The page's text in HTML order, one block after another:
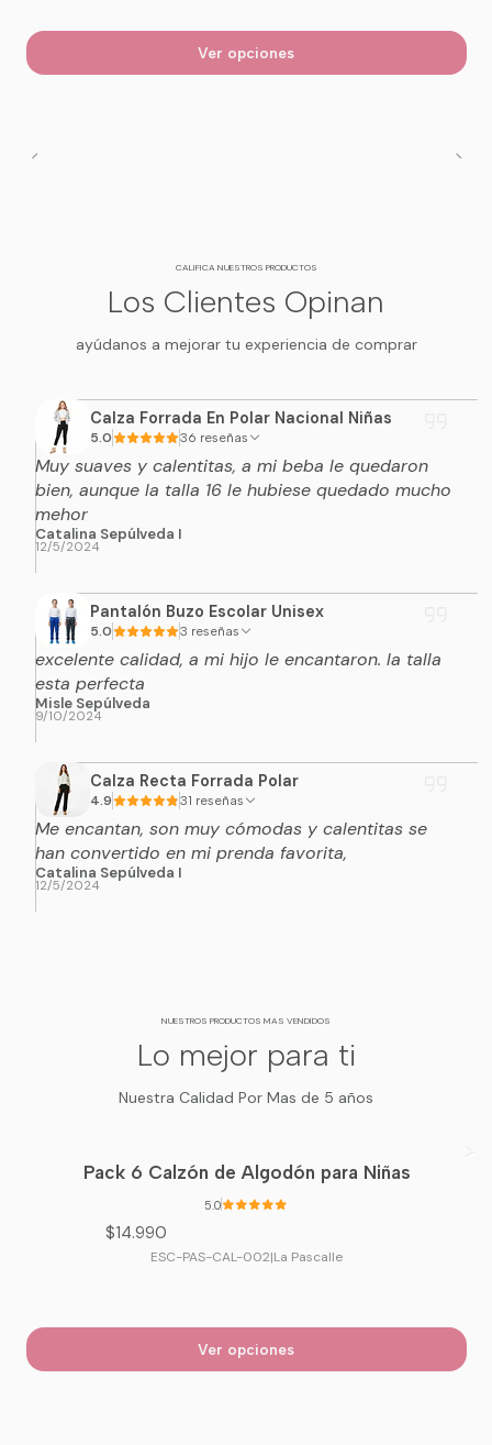
Ver opciones
CALIFICA NUESTROS PRODUCTOS
Los Clientes Opinan
ayúdanos a mejorar tu experiencia de comprar
Calza Forrada En Polar Nacional Niñas
5.0 36 reseñas
Muy suaves y calentitas, a mi beba le quedaron
bien, aunque la talla 16 le hubiese quedado mucho
mehor
Catalina Sepúlveda I
12/5/2024
Pantalón Buzo Escolar Unisex
5.0 3 reseñas
excelente calidad, a mi hijo le encantaron. la talla
esta perfecta
Misle Sepúlveda
9/10/2024
Calza Recta Forrada Polar
4.9 31 reseñas
Me encantan, son muy cómodas y calentitas se
han convertido en mi prenda favorita,
Catalina Sepúlveda I
12/5/2024
NUESTROS PRODUCTOS MAS VENDIDOS
Lo mejor para ti
Nuestra Calidad Por Mas de 5 años
Pack 6 Calzón de Algodón para Niñas
5.0
$14.990
ESC-PAS-CAL-002|La Pascalle
Ver opciones